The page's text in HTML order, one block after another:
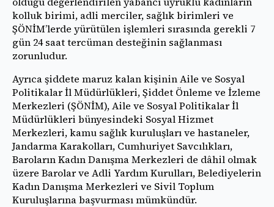
kolluk birimi, adli merciler, sağlık birimleri ve
ŞÖNİM’lerde yürütülen işlemleri sırasında gerekli 7
gün 24 saat tercüman desteğinin sağlanması
zorunludur.
Ayrıca şiddete maruz kalan kişinin Aile ve Sosyal
Politikalar İl Müdürlükleri, Şiddet Önleme ve İzleme
Merkezleri (ŞÖNİM), Aile ve Sosyal Politikalar İl
Müdürlükleri bünyesindeki Sosyal Hizmet
Merkezleri, kamu sağlık kuruluşları ve hastaneler,
Jandarma Karakolları, Cumhuriyet Savcılıkları,
Baroların Kadın Danışma Merkezleri de dâhil olmak
üzere Barolar ve Adli Yardım Kurulları, Belediyelerin
Kadın Danışma Merkezleri ve Sivil Toplum
Kuruluşlarına başvurması mümkündür.